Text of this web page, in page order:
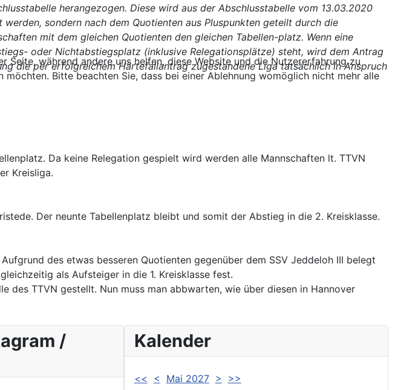
herangezogen. Diese wird aus der Abschlusstabelle vom 13.03.2020
sondern nach dem Quotienten aus Pluspunkten geteilt durch die
mit dem gleichen Quotienten den gleichen Tabellen-platz. Wenn eine
oder Nichtabstiegsplatz (inklusive Relegationsplätze) steht, wird dem Antrag
die per erfolgreichem Härtefallantrag zugestandene Liga tatsächlich in Anspruch
Da keine Relegation gespielt wird werden alle Mannschaften lt. TTVN
Kreisliga.
Der neunte Tabellenplatz bleibt und somit der Abstieg in die 2. Kreisklasse.
des etwas besseren Quotienten gegenüber dem SSV Jeddeloh III belegt
als Aufsteiger in die 1. Kreisklasse fest.
des TTVN gestellt. Nun muss man abbwarten, wie über diesen in Hannover
/
Kalender
<< < Mai 2027 > >>
während andere uns helfen, diese Website und die Nutzererfahrung zu
Bitte beachten Sie, dass bei einer Ablehnung womöglich nicht mehr alle